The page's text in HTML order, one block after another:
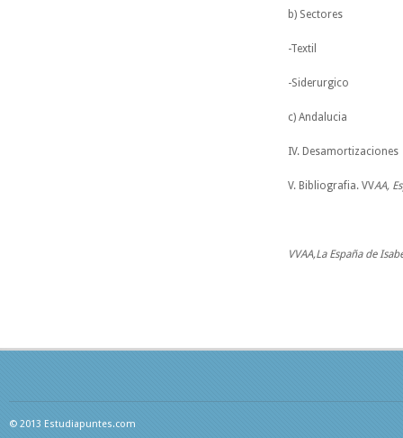
b) Sectores
-Textil
-Siderurgico
c) Andalucia
IV. Desamortizaciones
V. Bibliografia. VVAA,
VVAA,La España de
© 2013 Estudiapuntes.com